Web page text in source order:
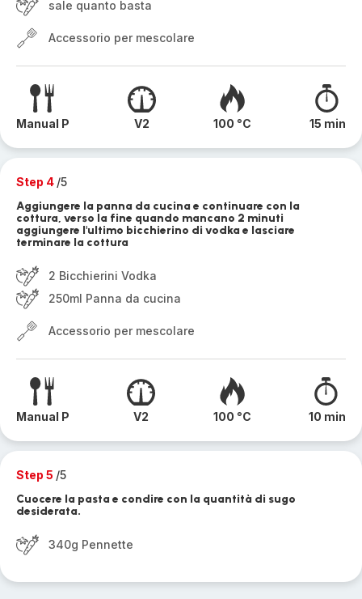
sale quanto basta
Accessorio per mescolare
Manual P V2 100 °C 15 min
Step 4 /5
Aggiungere la panna da cucina e continuare con la
cottura, verso la fine quando mancano 2 minuti
aggiungere l'ultimo bicchierino di vodka e lasciare
terminare la cottura
2 Bicchierini Vodka
250ml Panna da cucina
Accessorio per mescolare
Manual P V2 100 °C 10 min
Step 5 /5
Cuocere la pasta e condire con la quantità di sugo
desiderata.
340g Pennette